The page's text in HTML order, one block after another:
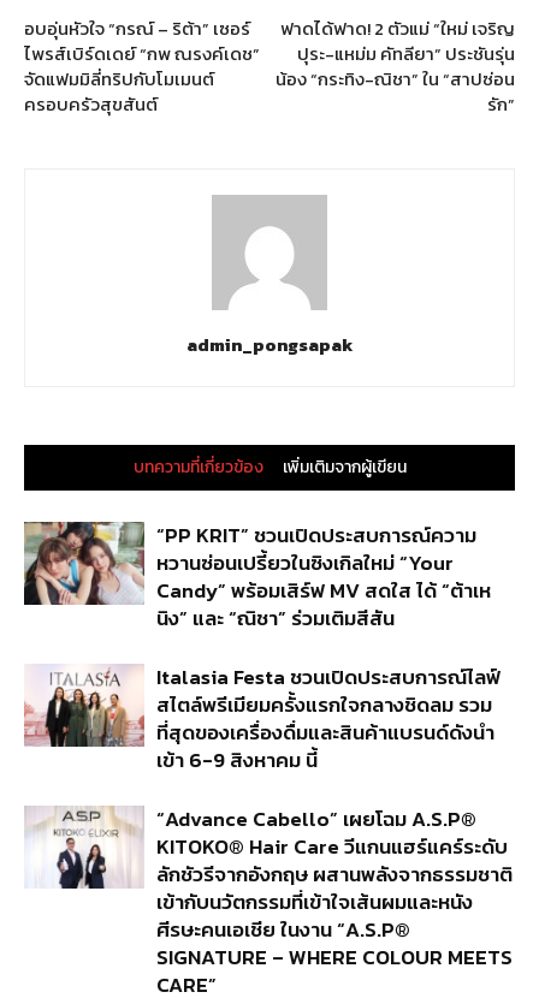
อบอุ่นหัวใจ “กรณ์ – ริต้า” เซอร์
ไพรส์เบิร์ดเดย์ “กพ ณรงค์เดช”
จัดแฟมมิลี่ทริปกับโมเมนต์
ครอบครัวสุขสันต์
ฟาดได้ฟาด! 2 ตัวแม่ “ใหม่ เจริญ
ปุระ-แหม่ม คัทลียา” ประชันรุ่น
น้อง “กระทิง-ณิชา” ใน “สาปซ่อน
รัก”
admin_pongsapak
บทความที่เกี่ยวข้อง เพิ่มเติมจากผู้เขียน
“PP KRIT” ชวนเปิดประสบการณ์ความ
หวานซ่อนเปรี้ยวในซิงเกิลใหม่ “Your
Candy” พร้อมเสิร์ฟ MV สดใส ได้ “ต้าเห
นิง” และ “ณิชา” ร่วมเติมสีสัน
Italasia Festa ชวนเปิดประสบการณ์ไลฟ์
สไตล์พรีเมียมครั้งแรกใจกลางชิดลม รวม
ที่สุดของเครื่องดื่มและสินค้าแบรนด์ดังนำ
เข้า 6-9 สิงหาคม นี้
“Advance Cabello” เผยโฉม A.S.P®
KITOKO® Hair Care วีแกนแฮร์แคร์ระดับ
ลักชัวรีจากอังกฤษ ผสานพลังจากธรรมชาติ
เข้ากับนวัตกรรมที่เข้าใจเส้นผมและหนัง
ศีรษะคนเอเชีย ในงาน “A.S.P®
SIGNATURE – WHERE COLOUR MEETS
CARE”